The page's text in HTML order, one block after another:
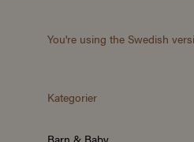
You're using the Swedish
Kategorier
Barn & Baby